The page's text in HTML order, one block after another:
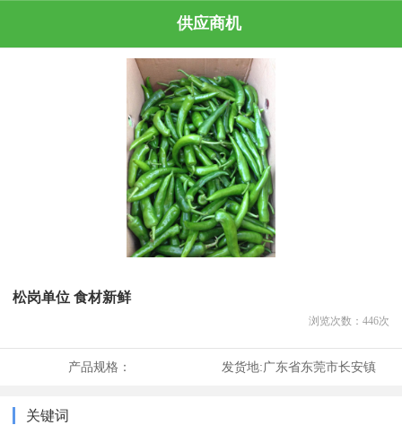
供应商机
松岗单位 食材新鲜
浏览次数： 446次
产品规格： 发货地:广东省东莞市长安镇
关键词